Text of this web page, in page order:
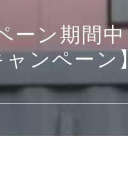
ーン期間
ンペーン